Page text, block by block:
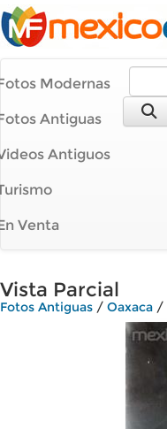
Modernas
Antiguas
Antiguos
Venta
Vista Parcial
Fotos Antiguas / Oaxaca /